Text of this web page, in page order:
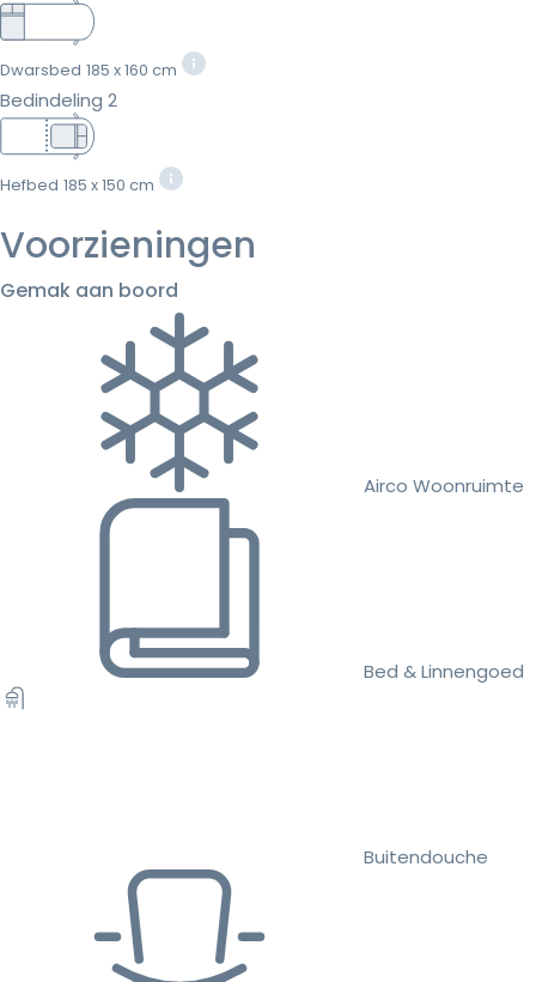
Dwarsbed 185 x 160 cm
Bedindeling 2
Hefbed 185 x 150 cm
Voorzieningen
Gemak aan boord
Airco Woonruimte
Bed & Linnengoed
Buitendouche